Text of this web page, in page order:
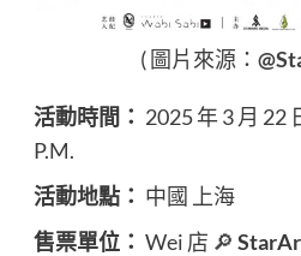
( 圖片來源：
活動時間： 2025 年 3 月 22
P.M.
活動地點： 中國 上海
售票單位： Wei 店 🔎